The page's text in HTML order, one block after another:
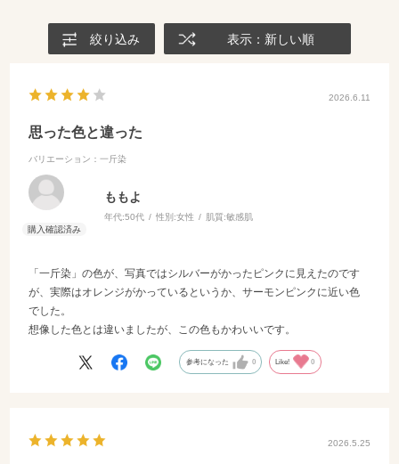
絞り込み 表示：新しい順
2026.6.11
思った色と違った
バリエーション：一斤染
ももよ
年代:50代 性別:女性 肌質:敏感肌
「一斤染」の色が、写真ではシルバーがかったピンクに見えたのです
が、実際はオレンジがかっているというか、サーモンピンクに近い色
でした。
想像した色とは違いましたが、この色もかわいいです。
参考になった 0 Like! 0
2026.5.25